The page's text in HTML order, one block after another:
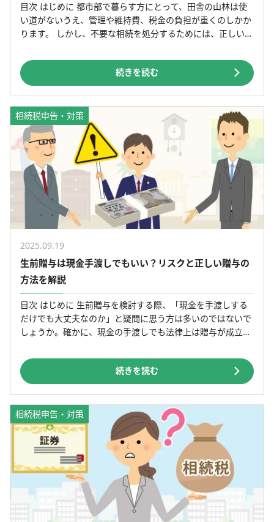
目次 はじめに 都市部で暮らす方にとって、田舎の山林は使
い道がないうえ、管理や維持費、税金の負担が重くのしかか
ります。 しかし、不要な相続を処分するためには、正しい知
[…]
続きを読む
相続税申告・対策
2025.09.19
生前贈与は現金手渡しでもいい？リスクと正しい贈与の
方法を解説
目次 はじめに 生前贈与を検討する際、「現金を手渡しする
だけでも大丈夫なのか」と疑問に思う方は多いのではないで
しょうか。確かに、現金の手渡しでも法律上は贈与が成立し
っ […]
続きを読む
相続税申告・対策